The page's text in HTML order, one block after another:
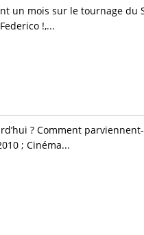
un mois sur le tournage du
!,...
? Comment
; Cinéma...